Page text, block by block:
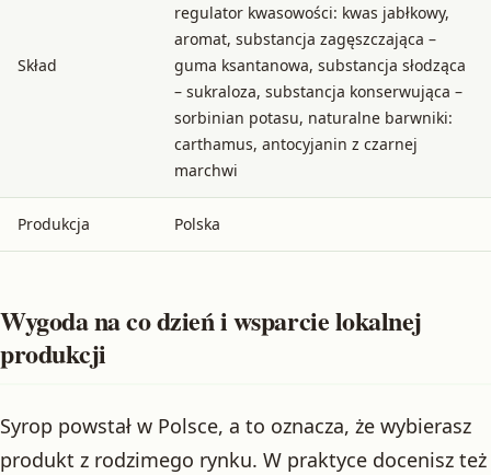
Skład
regulator kwasowości: kwas jabłkowy,
aromat, substancja zagęszczająca –
guma ksantanowa, substancja słodząca
– sukraloza, substancja konserwująca –
sorbinian potasu, naturalne barwniki:
carthamus, antocyjanin z czarnej
marchwi
Produkcja Polska
Wygoda na co dzień i wsparcie lokalnej
produkcji
Syrop powstał w Polsce, a to oznacza, że wybierasz
produkt z rodzimego rynku. W praktyce docenisz też